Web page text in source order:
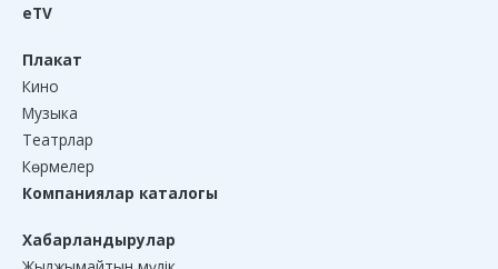
eTV
Плакат
Кино
Музыка
Театрлар
Көрмелер
Компаниялар каталогы
Хабарландырулар